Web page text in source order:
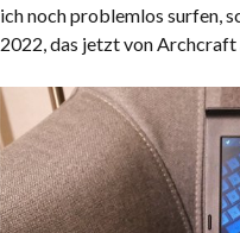
ich noch problemlos surfen,
2022, das jetzt von